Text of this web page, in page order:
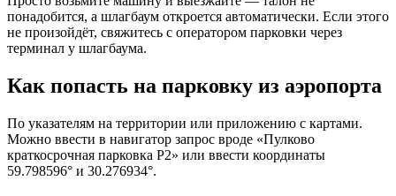
понадобится, а шлагбаум откроется автоматически. Если этого
не произойдёт, свяжитесь с оператором парковки через
терминал у шлагбаума.
Как попасть на парковку из аэропорта
По указателям на территории или приложению с картами.
Можно ввести в навигатор запрос вроде «Пулково
краткосрочная парковка P2» или ввести координаты
59.798596° и 30.276934°.